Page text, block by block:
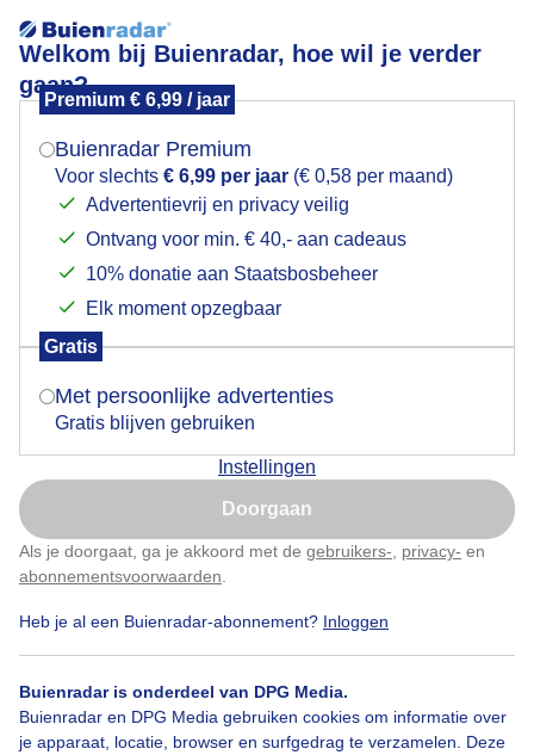
Welkom bij Buienradar, hoe wil je verder
gaan?
Premium € 6,99 / jaar
Buienradar Premium
Voor slechts € 6,99 per jaar (€ 0,58 per maand)
Advertentievrij en privacy veilig
Ontvang voor min. € 40,- aan cadeaus
10% donatie aan Staatsbosbeheer
Elk moment opzegbaar
Gratis
Met persoonlijke advertenties
Gratis blijven gebruiken
Instellingen
Doorgaan
Als je doorgaat, ga je akkoord met de gebruikers- privacy- en
abonnementsvoorwaarden
Heb je al een Buienradar-abonnement? Inloggen
Buienradar is onderdeel van DPG Media.
Buienradar en DPG Media gebruiken cookies om informatie over
je apparaat, locatie, browser en surfgedrag te verzamelen. Deze
Natuurgeluiden vanmorgen !
Door: Geno Bijl Gemaakt: 09-05-2026, 648x bekeken
Bekijk slideshow
Mogen we je locatie gebruiken voor het
Indien je hier nog geen akkoord op hebt gegeven,
verschijnt er zo een pop-up uit je browser waarin
Is goed, toon de popup
Nu niet, misschien later
Klik hierom dit aan te passen